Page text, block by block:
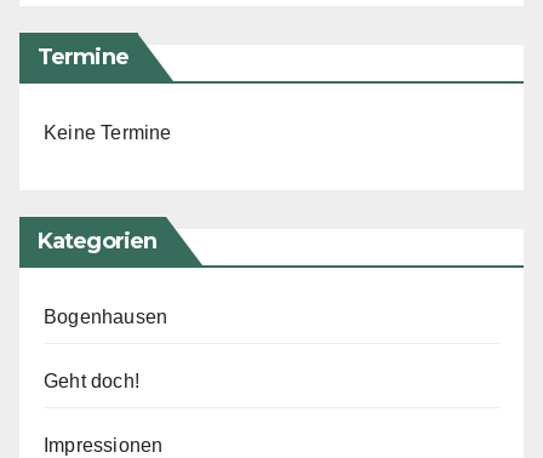
Termine
Keine Termine
Kategorien
Bogenhausen
Geht doch!
Impressionen